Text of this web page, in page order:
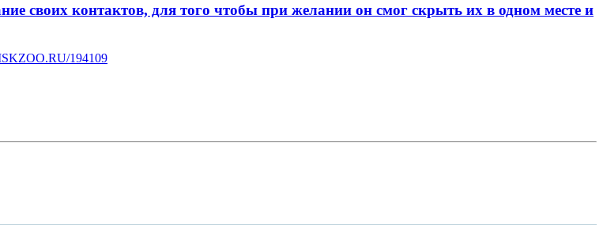
контактов, для того чтобы при желании он смог скрыть их в одном месте и
194109